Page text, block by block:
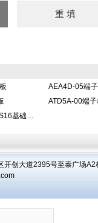
AEA4D-05端
ATD5A-00端
横河NFBU050-S16基础模块
开创大道2395号至泰广场